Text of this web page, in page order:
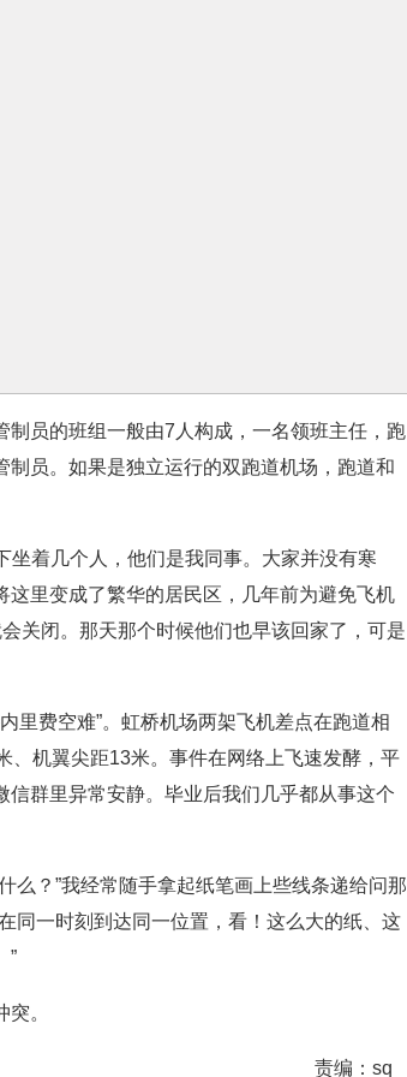
员的班组一般由7人构成，一名领班主任，跑
员。如果是独立运行的双跑道机场，跑道和
着几个人，他们是我同事。大家并没有寒
里变成了繁华的居民区，几年前为避免飞机
关闭。那天那个时候他们也早该回家了，可是
里费空难”。虹桥机场两架飞机差点在跑道相
、机翼尖距13米。事件在网络上飞速发酵，平
群里异常安静。毕业后我们几乎都从事这个
么？”我经常随手拿起纸笔画上些线条递给问那
同一时刻到达同一位置，看！这么大的纸、这
”
。
责编：sq